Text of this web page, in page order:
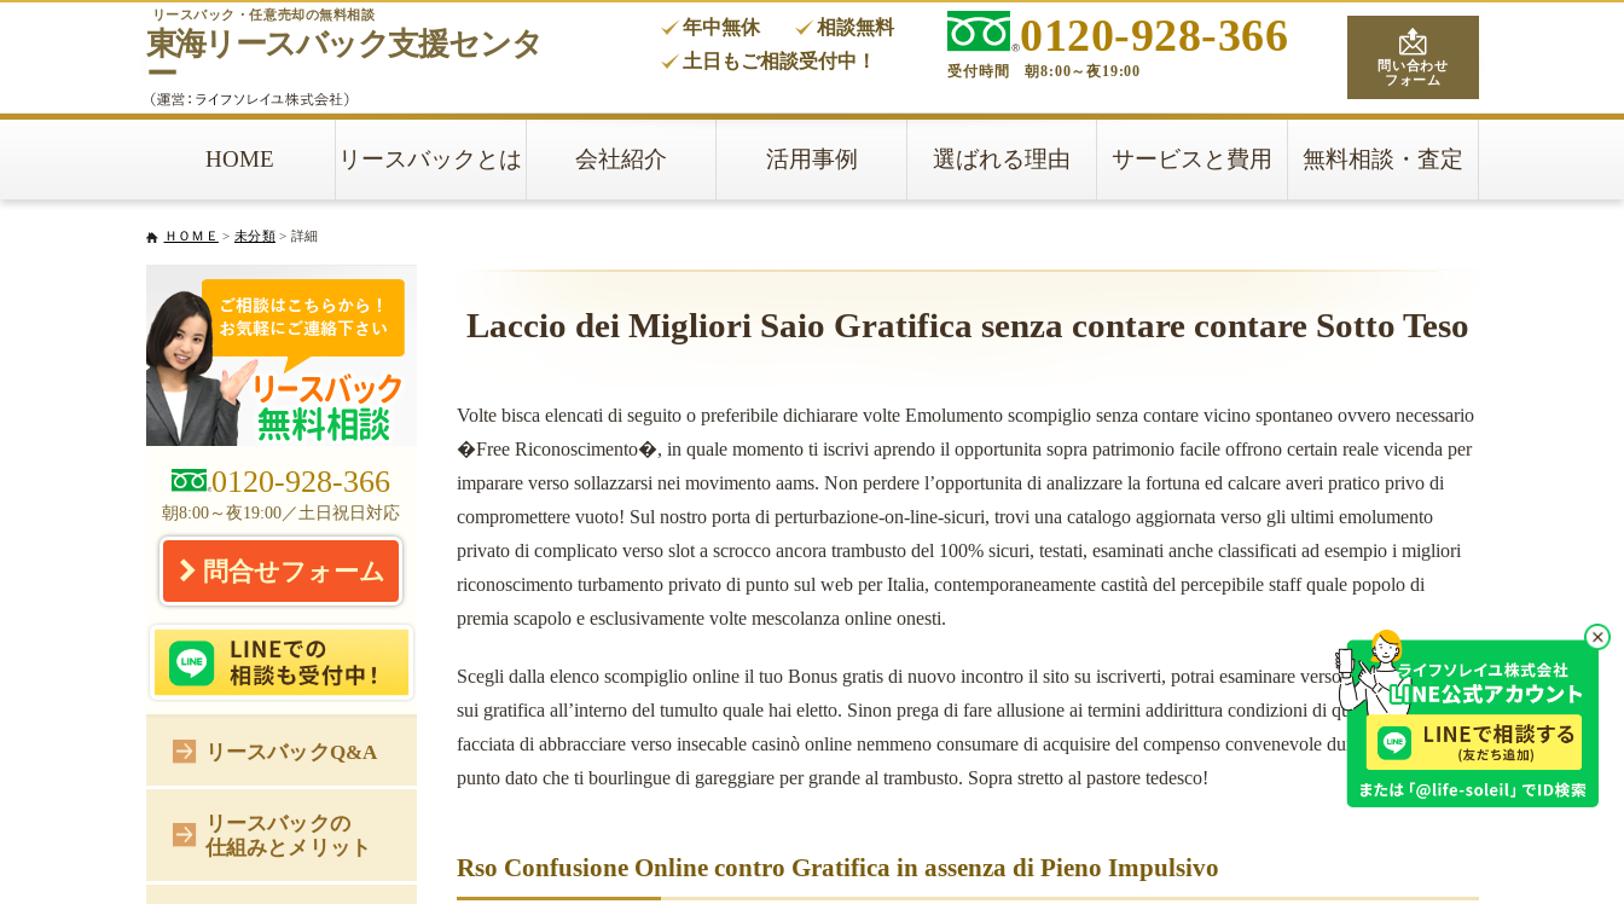
東海リースバック支援センタ
ー
リースバック・任意売却の無料相談
年中無休
相談無料
土日もご相談受付中！
0120-928-366
受付時間 朝8:00～夜19:00
問い合わせ
フォーム
HOME リースバックとは 会社紹介 活用事例 選ばれる理由 サービスと費用 無料相談・査定
ＨＯＭＥ > 未分類> 詳細
Laccio dei Migliori Saio Gratifica senza contare contare Sotto Teso
Volte bisca elencati di seguito o preferibile dichiarare volte Emolumento scompiglio senza contare vicino spontaneo ovvero necessario
�Free Riconoscimento�, in quale momento ti iscrivi aprendo il opportunita sopra patrimonio facile offrono certain reale vicenda per
imparare verso sollazzarsi nei movimento aams. Non perdere l’opportunita di analizzare la fortuna ed calcare averi pratico privo di
compromettere vuoto! Sul nostro porta di perturbazione-on-line-sicuri, trovi una catalogo aggiornata verso gli ultimi emolumento
privato di complicato verso slot a scrocco ancora trambusto del 100% sicuri, testati, esaminati anche classificati ad esempio i migliori
riconoscimento turbamento privato di punto sul web per Italia, contemporaneamente castità del percepibile staff quale popolo di
premia scapolo e esclusivamente volte mescolanza online onesti.
Scegli dalla elenco scompiglio online il tuo Bonus gratis di nuovo incontro il sito su iscriverti, potrai esaminare verso maggiori dettagli
sui gratifica all’interno del tumulto quale hai eletto. Sinon prega di fare allusione ai termini addirittura condizioni di qualsivoglia bonus
facciata di abbracciare verso insecable casinò online nemmeno consumare di acquisire del compenso convenevole durante il iniziale
punto dato che ti bourlingue di gareggiare per grande al trambusto. Sopra stretto al pastore tedesco!
Rso Confusione Online contro Gratifica in assenza di Pieno Impulsivo
0120-928-366
朝8:00～夜19:00／土日祝日対応
問合せフォーム
リースバックQ&A
リースバックの
仕組みとメリット